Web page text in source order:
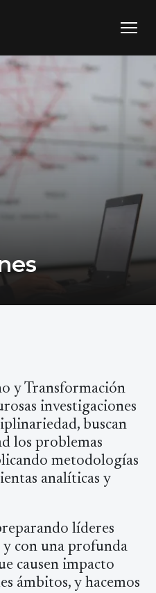
y Transformación
investigaciones
buscan
los problemas
metodologías
analíticas y
líderes
con una profunda
causen impacto
ámbitos, y hacemos